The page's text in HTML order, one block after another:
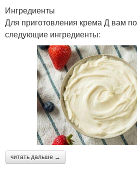
Ингредиенты
Для приготовления крема Д вам
следующие ингредиенты:
читать дальше →